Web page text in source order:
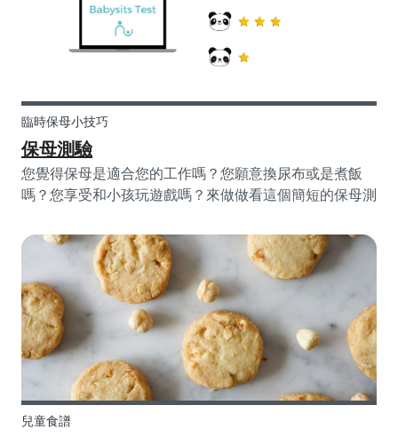
所措，因為他們不知道該做什麼來符合這個新角色。
臨時保母小技巧
保母測驗
您覺得保母是適合您的工作嗎？您願意換尿布或是煮飯
嗎？您享受和小孩玩遊戲嗎？來做做看這個簡短的保母測
兒童食譜